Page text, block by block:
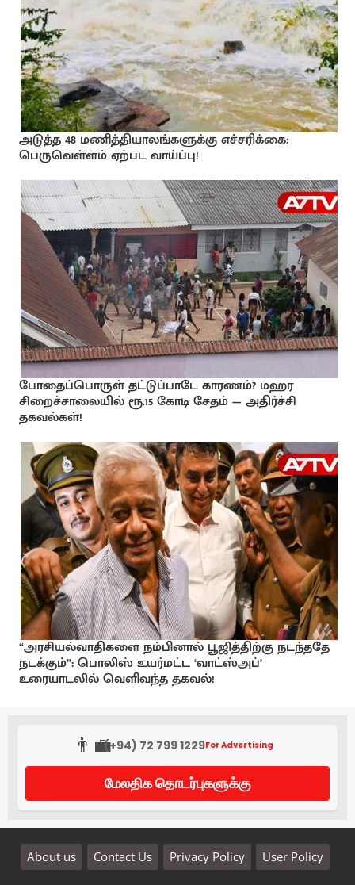
அடுத்த 48 மணித்தியாலங்களுக்கு எச்சரிக்கை:
பெருவெள்ளம் ஏற்பட வாய்ப்பு!
போதைப்பொருள் தட்டுப்பாடே காரணம்? மஹர
சிறைச்சாலையில் ரூ.15 கோடி சேதம் — அதிர்ச்சி
தகவல்கள்!
“அரசியல்வாதிகளை நம்பினால் பூஜித்திற்கு நடந்ததே
நடக்கும்”: பொலிஸ் உயர்மட்ட ‘வாட்ஸ்அப்’
உரையாடலில் வெளிவந்த தகவல்!
👨‍💼(+94) 72 799 1229For Advertising
மேலதிக தொடர்புகளுக்கு
About us Contact Us Privacy Policy User Policy